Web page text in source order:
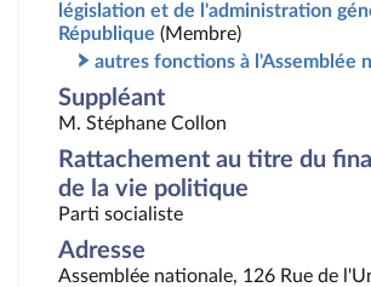
législation et de l'administration
République (Membre)
autres fonctions à l'Assemblée
Suppléant
M. Stéphane Collon
Rattachement au titre du
de la vie politique
Parti socialiste
Adresse
Assemblée nationale, 126 Rue de